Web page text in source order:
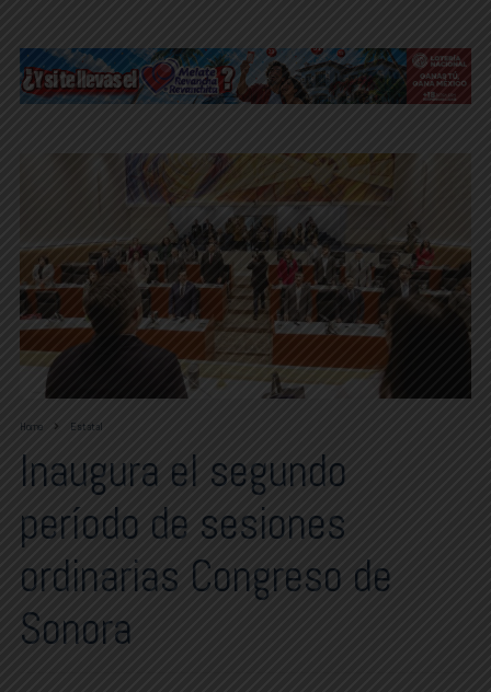
Home Estatal
Inaugura el segundo
período de sesiones
ordinarias Congreso de
Sonora